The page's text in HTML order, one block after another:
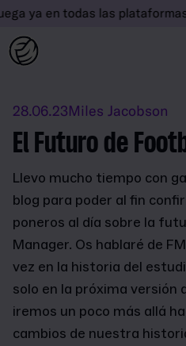
en todas las plataformas
28.06.23Miles Jacobson
El Futuro de
Llevo mucho tiempo con
blog para poder al fin
poneros al día sobre la
Manager. Os hablaré de
vez en la historia del
solo en la próxima versión
iremos un poco más allá
cambios de nuestra